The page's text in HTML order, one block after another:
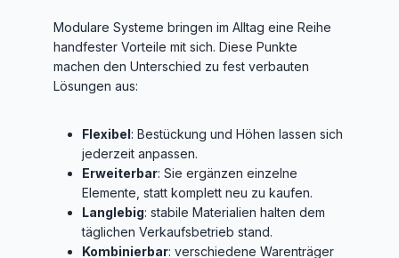
Modulare Systeme bringen im Alltag eine Reihe
handfester Vorteile mit sich. Diese Punkte
machen den Unterschied zu fest verbauten
Lösungen aus:
Flexibel: Bestückung und Höhen lassen sich
jederzeit anpassen.
Erweiterbar: Sie ergänzen einzelne
Elemente, statt komplett neu zu kaufen.
Langlebig: stabile Materialien halten dem
täglichen Verkaufsbetrieb stand.
Kombinierbar: verschiedene Warenträger